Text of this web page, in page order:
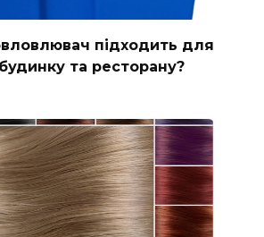
підходить для
та ресторану?